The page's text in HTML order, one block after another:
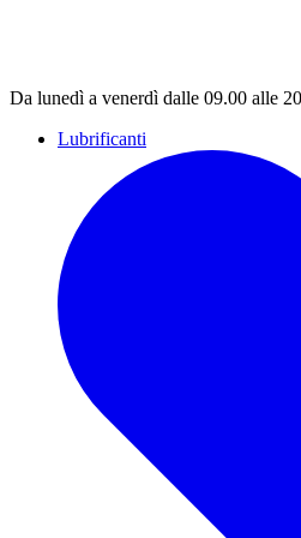
Da lunedì a venerdì dalle 09.00 alle
Lubrificanti